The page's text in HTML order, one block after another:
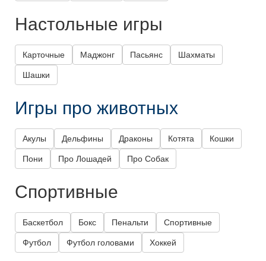
Настольные игры
Карточные Маджонг Пасьянс Шахматы
Шашки
Игры про животных
Акулы Дельфины Драконы Котята Кошки
Пони Про Лошадей Про Собак
Спортивные
Баскетбол Бокс Пенальти Спортивные
Футбол Футбол головами Хоккей